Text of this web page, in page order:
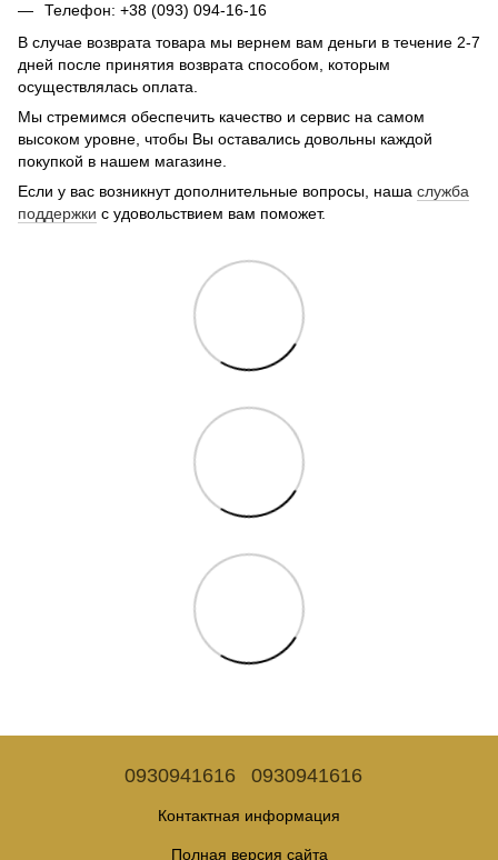
Телефон: +38 (093) 094-16-16
В случае возврата товара мы вернем вам деньги в течение 2-7
дней после принятия возврата способом, которым
осуществлялась оплата.
Мы стремимся обеспечить качество и сервис на самом
высоком уровне, чтобы Вы оставались довольны каждой
покупкой в нашем магазине.
Если у вас возникнут дополнительные вопросы, наша служба
поддержки с удовольствием вам поможет.
0930941616 0930941616
Контактная информация
Полная версия сайта